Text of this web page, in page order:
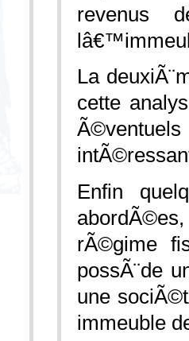
revenus
La
cette
Enfin
rÃ©gime
possÃ¨de
une
immeuble